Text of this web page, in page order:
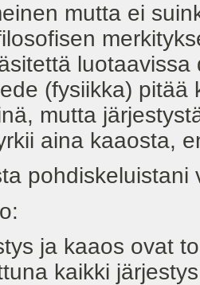
mutta ei
(fysiikka)
mutta
aina kaaosta,
kaaos ovat
kaikki